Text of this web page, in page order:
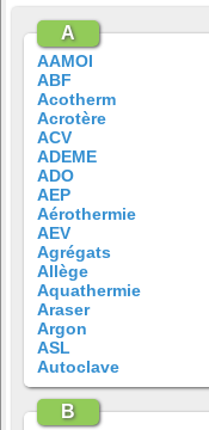
A
AAMOI
ABF
Acotherm
Acrotère
ACV
ADEME
ADO
AEP
Aérothermie
AEV
Agrégats
Allège
Aquathermie
Araser
Argon
ASL
Autoclave
B